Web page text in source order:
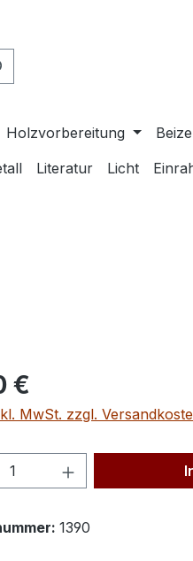
Holzvorbereitung
Literatur Licht
€
MwSt. zzgl.
Anzahl: Gib
1390